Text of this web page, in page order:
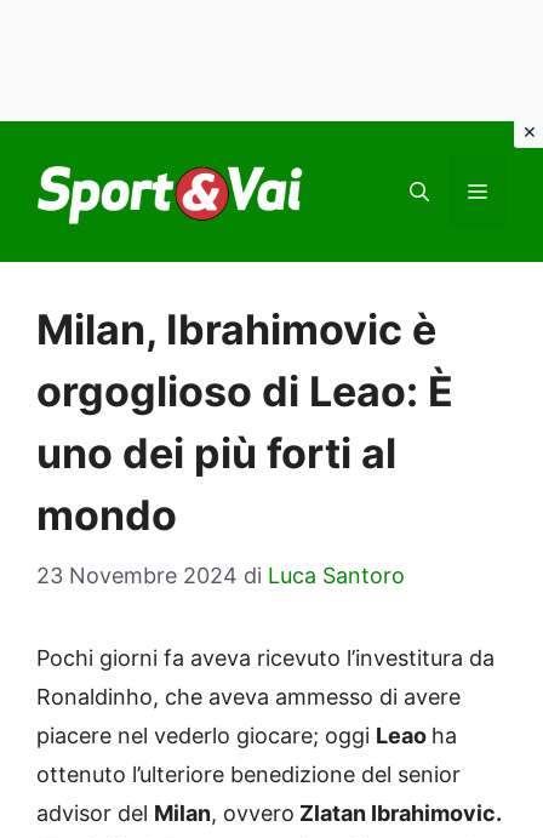
contenuto
Milan, Ibrahimovic è
orgoglioso di Leao: È
uno dei più forti al
mondo
23 Novembre 2024 di Luca Santoro
Pochi giorni fa aveva ricevuto l’investitura da
Ronaldinho, che aveva ammesso di avere
piacere nel vederlo giocare; oggi Leao ha
ottenuto l’ulteriore benedizione del senior
advisor del Milan, ovvero Zlatan Ibrahimovic.